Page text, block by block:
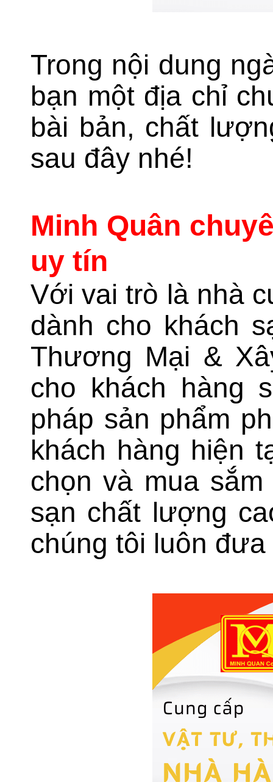
Trong nội dung
bạn một địa chỉ
bài bản, chất
sau đây nhé!
Minh Quân
uy tín
Với vai trò là nhà
dành cho khách
Thương Mại &
cho khách hàng
pháp sản phẩm
khách hàng hiện
chọn và mua
sạn chất lượng
chúng tôi luôn